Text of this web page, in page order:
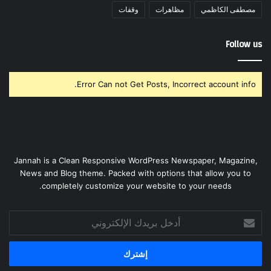
مصطفى الكاظمي مظاهرات وقفات
Follow us
Error Can not Get Posts, Incorrect account info.
Jannah is a Clean Responsive WordPress Newspaper, Magazine,
News and Blog theme. Packed with options that allow you to
completely customize your website to your needs.
بريدك
الإلكتروني